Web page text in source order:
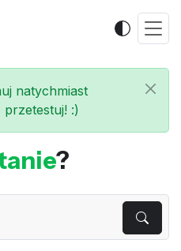
natychmiast
:)
?